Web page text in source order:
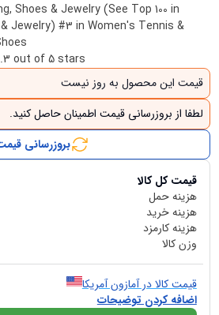
Shoes & Jewelry (See Top 100 in
Jewelry) #3 in Women's Tennis &
out of 5 stars
قیمت این محصول به روز نیست
لطفا از بروزرسانی قیمت اطمینان حاصل کنید.
بروزرسانی
قیمت کل کالا
هزینه حمل
هزینه خرید
هزینه کارمزد
وزن کالا
قیمت کالا در آمازون آمریکا
اضافه کردن توضیحات